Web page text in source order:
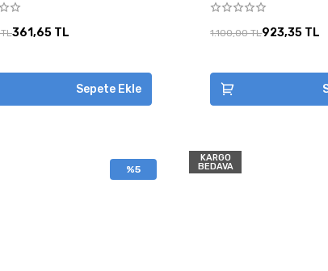
361,65 TL
Sepete Ekle
1.100,00 TL923,35 TL
%5
KARGO
BEDAVA